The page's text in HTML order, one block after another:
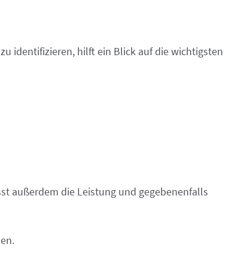
identifizieren, hilft ein Blick auf die wichtigsten
außerdem die Leistung und gegebenenfalls